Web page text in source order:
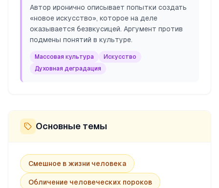
Автор иронично описывает попытки создать
«новое искусство», которое на деле
оказывается безвкусицей. Аргумент против
подмены понятий в культуре.
Массовая культура
Искусство
Духовная деградация
Основные темы
Смешное в жизни человека
Обличение человеческих пороков